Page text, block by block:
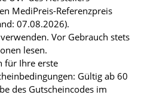
MediPreis-Referenzpreis
07.08.2026).
Vor Gebrauch stets
lesen.
für Ihre erste
Gültig ab 60
des Gutscheincodes im